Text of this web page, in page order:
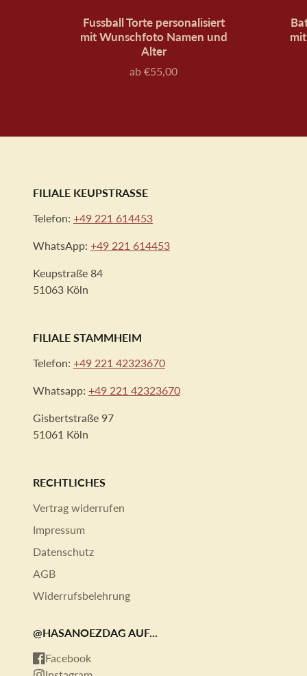
Fussball Torte personalisiert
mit Wunschfoto Namen und
Alter
Preis
ab €55,00
FILIALE KEUPSTRASSE
Telefon: +49 221 614453
WhatsApp: +49 221 614453
Keupstraße 84
51063 Köln
FILIALE STAMMHEIM
Telefon: +49 221 42323670
Whatsapp: +49 221 42323670
Gisbertstraße 97
51061 Köln
RECHTLICHES
Vertrag widerrufen
Impressum
Datenschutz
AGB
Widerrufsbelehrung
@HASANOEZDAG AUF...
Facebook